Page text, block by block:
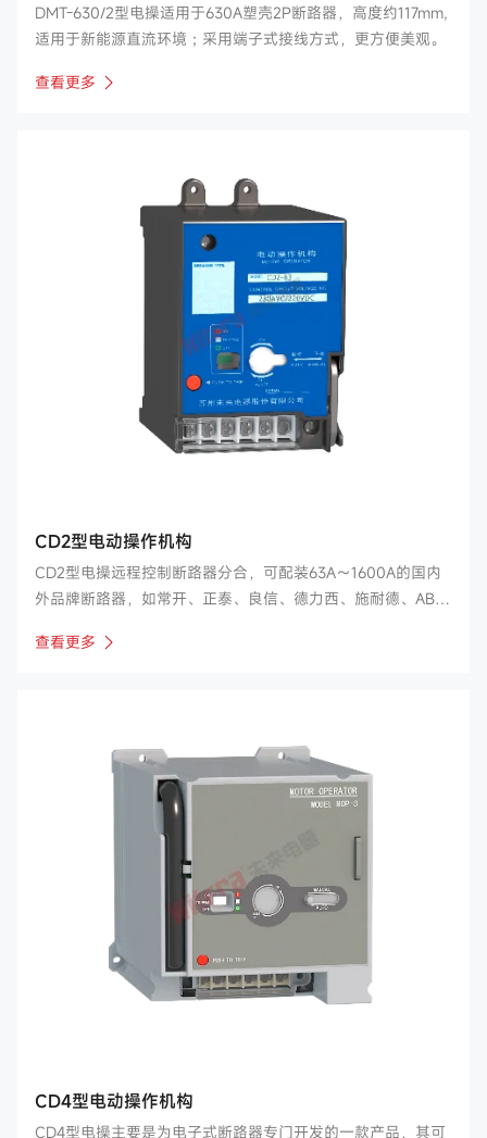
DMT-630/2型电操适用于630A塑壳2P断路器，高度约117mm,
适用于新能源直流环境；采用端子式接线方式，更方便美观。
查看更多
CD2型电动操作机构
CD2型电操远程控制断路器分合，可配装63A～1600A的国内
外品牌断路器，如常开、正泰、良信、德力西、施耐德、ABB
查看更多
CD4型电动操作机构
CD4型电操主要是为电子式断路器专门开发的一款产品，其可